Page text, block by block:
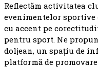
Reflectăm activitatea
evenimentelor
cu accent pe
pentru sport. Ne
doljean, un spațiu de
platformă de